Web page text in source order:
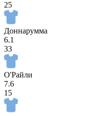
25
Доннарумма
6.1
33
О'Райли
7.6
15